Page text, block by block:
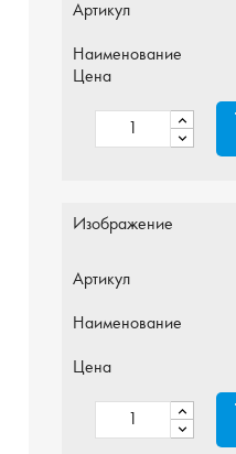
Артикул
Наименование
Цена
Изображение
Артикул
Наименование
Цена